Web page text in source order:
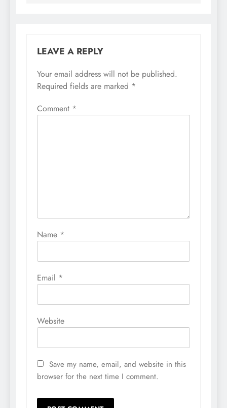
LEAVE A REPLY
Your email address will not be published.
Required fields are marked *
Comment *
Name *
Email *
Website
Save my name, email, and website in this
browser for the next time I comment.